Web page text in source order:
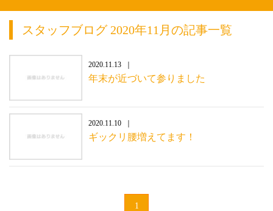
スタッフブログ 2020年11月の記事一覧
2020.11.13
年末が近づいて参りました
2020.11.10
ギックリ腰増えてます！
1